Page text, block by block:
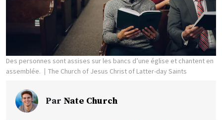
Des personnes sont assises sur les bancs d’une église et chantent en
assemblée.
The Church of Jesus Christ of Latter-day Saints
Par Nate Church